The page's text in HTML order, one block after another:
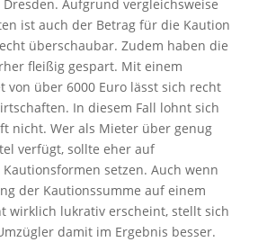
Aufgrund vergleichsweise
ist auch der Betrag für die Kaution
überschaubar. Zudem haben die
fleißig gespart. Mit einem
von über 6000 Euro lässt sich recht
In diesem Fall lohnt sich
nicht. Wer als Mieter über genug
verfügt, sollte eher auf
setzen. Auch wenn
der Kautionssumme auf einem
wirklich lukrativ erscheint, stellt sich
damit im Ergebnis besser.